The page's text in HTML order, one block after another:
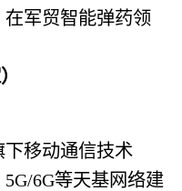
军贸智能弹药领
下移动通信技术
6G等天基网络建